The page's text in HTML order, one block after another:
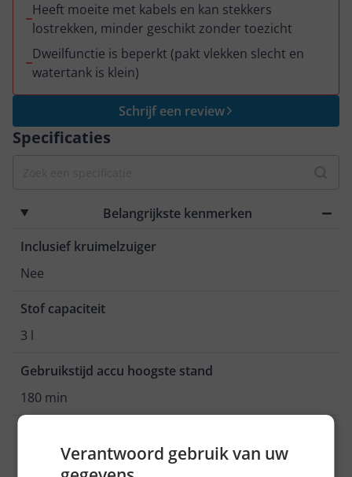
Specificaties
Belangrijkste kenmerken
Inclusief kruimelzuiger
Nee
Stof capaciteit
3 l
Gebruikstijd accu hoogste stand
180 min
Heeft moeite met kabels en kan stekkers
lostrekken, minder geschikt zonder toezicht
Dweilfunctie is beperkt (pakt vlekken slecht en
watertank is klein)
Schrijf een review
Verantwoord gebruik van uw